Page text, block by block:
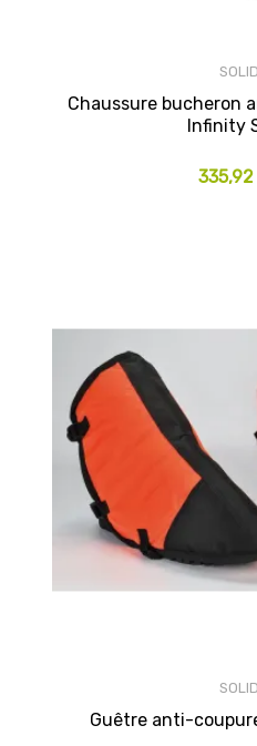
Chaussure bucheron
Infinity
Guêtre anti-